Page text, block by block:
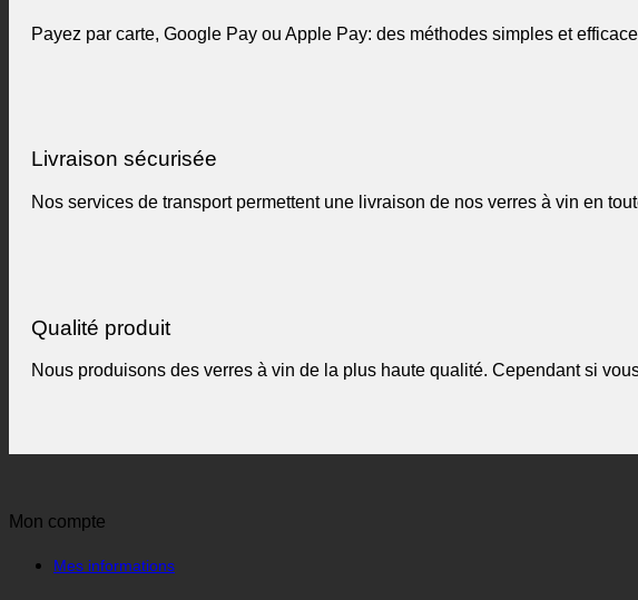
Payez par carte, Google Pay ou Apple Pay: des méthodes simples et
Livraison sécurisée
Nos services de transport permettent une livraison de nos verres à vin en
Qualité produit
Nous produisons des verres à vin de la plus haute qualité. Cependant si
Mon compte
Mes informations